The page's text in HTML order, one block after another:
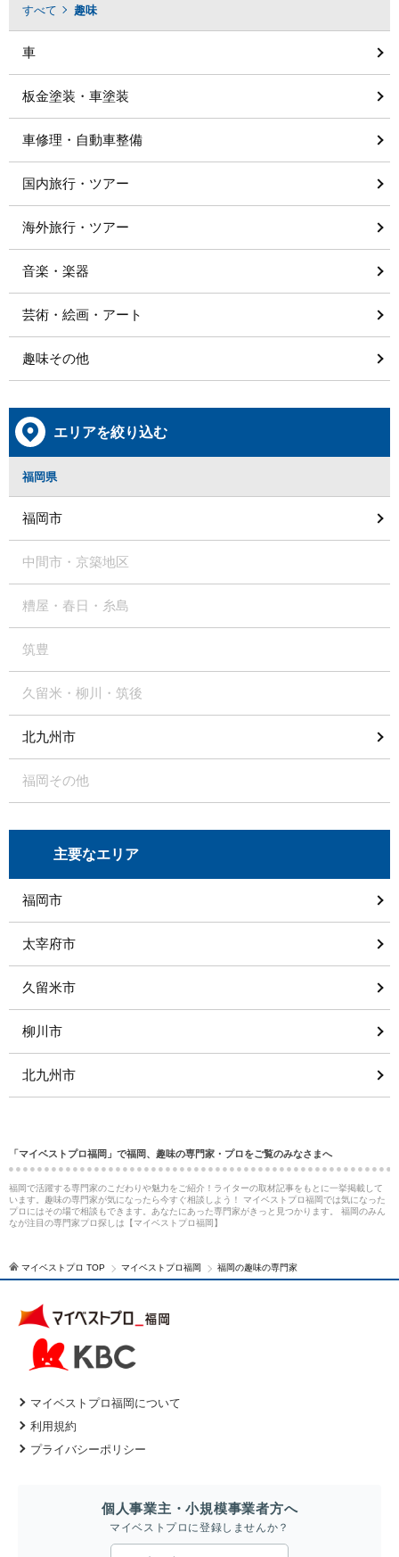
すべて 趣味
車
板金塗装・車塗装
車修理・自動車整備
国内旅行・ツアー
海外旅行・ツアー
音楽・楽器
芸術・絵画・アート
趣味その他
エリアを絞り込む
福岡県
福岡市
中間市・京築地区
糟屋・春日・糸島
筑豊
久留米・柳川・筑後
北九州市
福岡その他
主要なエリア
福岡市
太宰府市
久留米市
柳川市
北九州市
「マイベストプロ福岡」で福岡、趣味の専門家・プロをご覧のみなさまへ
福岡で活躍する専門家のこだわりや魅力をご紹介！ライターの取材記事をもとに一挙掲載して
います。趣味の専門家が気になったら今すぐ相談しよう！ マイベストプロ福岡では気になった
プロにはその場で相談もできます。あなたにあった専門家がきっと見つかります。 福岡のみん
なが注目の専門家プロ探しは【マイベストプロ福岡】
マイベストプロ TOP マイベストプロ福岡 福岡の趣味の専門家
マイベストプロ福岡について
利用規約
プライバシーポリシー
個人事業主・小規模事業者方へ
マイベストプロに登録しませんか？